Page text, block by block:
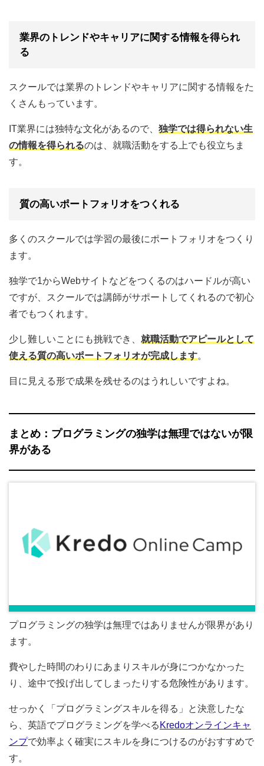
業界のトレンドやキャリアに関する情報を得られ
る
スクールでは業界のトレンドやキャリアに関する情報をた
くさんもっています。
IT業界には独特な文化があるので、 独学では得られない生
の情報を得られるのは、就職活動をする上でも役立ちま
す。
質の高いポートフォリオをつくれる
多くのスクールでは学習の最後にポートフォリオをつくり
ます。
独学で1からWebサイトなどをつくるのはハードルが高い
ですが、スクールでは講師がサポートしてくれるので初心
者でもつくれます。
少し難しいことにも挑戦でき、 就職活動でアピールとして
使える質の高いポートフォリオが完成します。
目に見える形で成果を残せるのはうれしいですよね。
まとめ：プログラミングの独学は無理ではないが限
界がある
プログラミングの独学は無理ではありませんが限界があり
ます。
費やした時間のわりにあまりスキルが身につかなかった
り、途中で投げ出してしまったりする危険性があります。
せっかく「プログラミングスキルを得る」と決意したな
ら、英語でプログラミングを学べる Kredoオンラインキャ
ンプで効率よく確実にスキルを身につけるのがおすすめで
す。